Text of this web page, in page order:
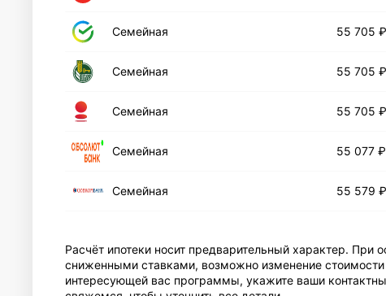
Семейная 55 705 ₽
Семейная 55 705 ₽
Семейная 55 705 ₽
Cемейная 55 077 ₽
Семейная 55 579 ₽
Расчёт ипотеки носит предварительный характер.
сниженными ставками, возможно изменение
интересующей вас программы, укажите ваши